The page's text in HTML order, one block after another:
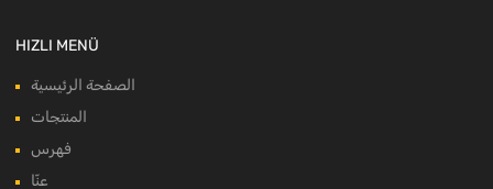
HIZLI MENÜ
الصفحة الرئيسية
المنتجات
فهرس
عنّا